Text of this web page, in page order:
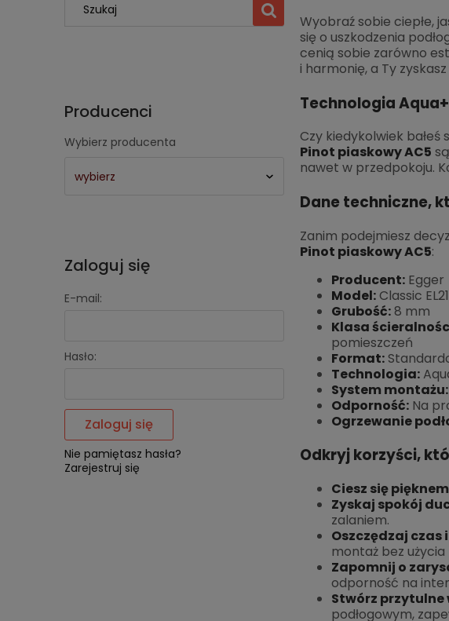
Producenci
Wybierz producenta
Zaloguj się
E-mail:
Hasło:
Zaloguj się
Nie pamiętasz hasła?
Zarejestruj się
Wyobraź sobie ciepłe,
się o uszkodzenia
cenią sobie zarówno
i harmonię, a Ty
Technologia
Czy kiedykolwiek bałeś
Pinot piaskowy AC5 są
nawet w przedpokoju.
Dane techniczne,
Zanim podejmiesz
Pinot piaskowy AC5:
Producent: Egger
Model:Classic
Grubość:8 mm
Klasa
pomieszczeń
Format:
Technologia:
System montażu:
Odporność: Na
Ogrzewanie
Odkryj korzyści,
Ciesz się
Zyskaj spokój
zalaniem.
Oszczędzaj czas
montaż bez użycia
Zapomnij o
odporność na
Stwórz przytulne
podłogowym,